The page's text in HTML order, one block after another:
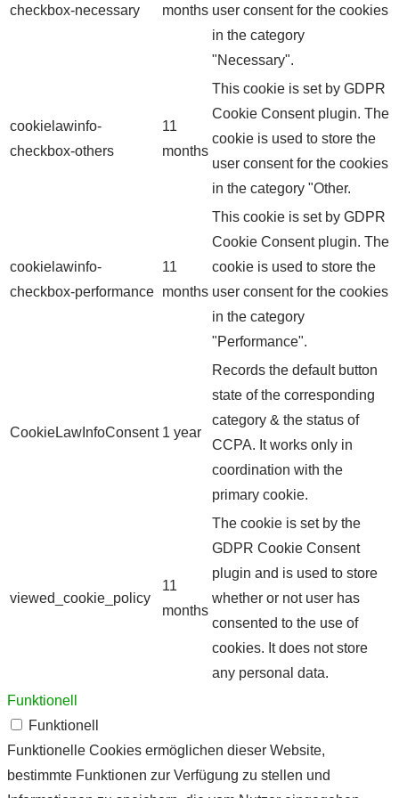
checkbox-necessary months user consent for the cookies
in the category
"Necessary".
cookielawinfo-
checkbox-others
11
months
This cookie is set by GDPR
Cookie Consent plugin. The
cookie is used to store the
user consent for the cookies
in the category "Other.
cookielawinfo-
checkbox-performance
11
months
This cookie is set by GDPR
Cookie Consent plugin. The
cookie is used to store the
user consent for the cookies
in the category
"Performance".
CookieLawInfoConsent 1 year
Records the default button
state of the corresponding
category & the status of
CCPA. It works only in
coordination with the
primary cookie.
viewed_cookie_policy
11
months
The cookie is set by the
GDPR Cookie Consent
plugin and is used to store
whether or not user has
consented to the use of
cookies. It does not store
any personal data.
Funktionell
Funktionell
Funktionelle Cookies ermöglichen dieser Website,
bestimmte Funktionen zur Verfügung zu stellen und